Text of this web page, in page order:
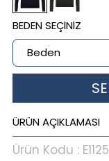
BEDEN SEÇINIZ
ÜRÜN AÇIKLAMASI
Ürün Kodu :